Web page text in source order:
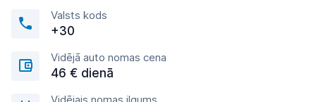
Valsts kods
+30
Vidējā auto nomas cena
46 € dienā